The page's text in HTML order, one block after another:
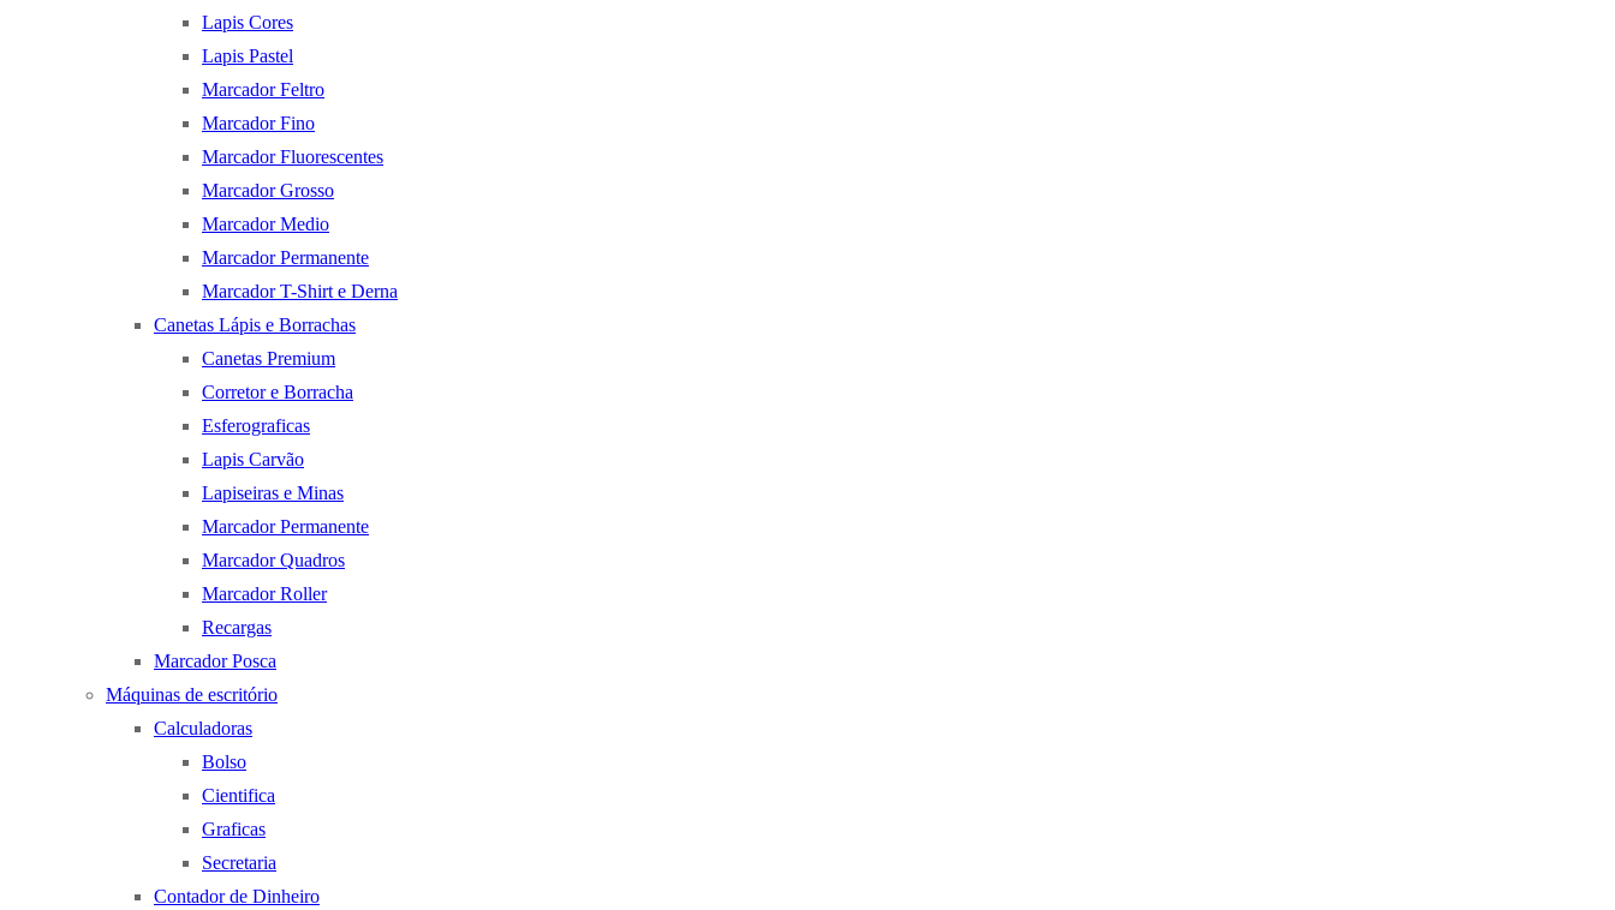
Lapis Cores
Lapis Pastel
Marcador Feltro
Marcador Fino
Marcador Fluorescentes
Marcador Grosso
Marcador Medio
Marcador Permanente
Marcador T-Shirt e Derna
Canetas Lápis e Borrachas
Canetas Premium
Corretor e Borracha
Esferograficas
Lapis Carvão
Lapiseiras e Minas
Marcador Permanente
Marcador Quadros
Marcador Roller
Recargas
Marcador Posca
Máquinas de escritório
Calculadoras
Bolso
Cientifica
Graficas
Secretaria
Contador de Dinheiro